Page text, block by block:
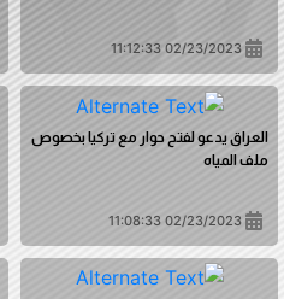
02/23/2023 11:12:33
العراق يدعو لفتح حوار مع تركيا بخصوص
ملف المياه
02/23/2023 11:08:33